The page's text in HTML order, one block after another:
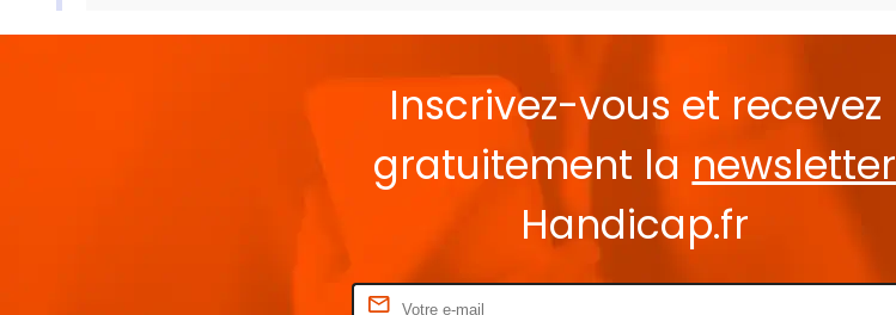
Inscrivez-vous et recevez
gratuitement la newsletter
Handicap.fr